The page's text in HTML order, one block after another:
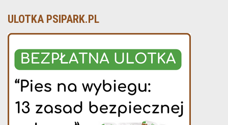
ULOTKA PSIPARK.PL